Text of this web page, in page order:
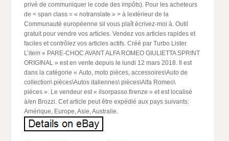
privé de communiquer le code des impôts). Pour les acheteurs
de < span class = « notranslate » > à lextérieur de la
Communauté européenne sil vous plaît écrivez-moi à. Outil
gratuit pour vendre vos articles. Vendez vos articles rapides et
faciles et contrôlez vos articles actifs. Créé par Turbo Lister.
L’item « PARE-CHOC AVANT ALFA ROMEO GIULIETTA SPRINT
ORIGINAL » est en vente depuis le lundi 12 mars 2018. Il est
dans la catégorie « Auto, moto pièces, accessoires\Auto de
collection\ pièces\Autos italiennes\ pièces\Alfa Romeo\
pièces ». Le vendeur est « ilsorpasso.firenze » et est localisé
à/en Brozzi. Cet article peut être expédié aux pays suivants:
Amérique, Europe, Asie, Australie.